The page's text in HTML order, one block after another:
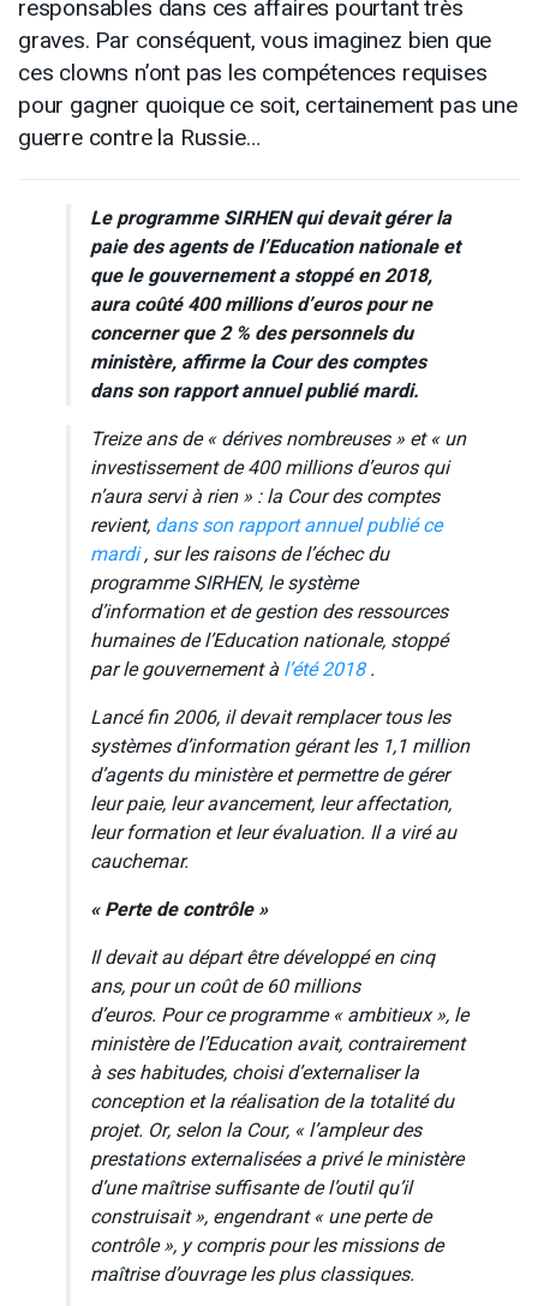
responsables dans ces affaires pourtant très
graves. Par conséquent, vous imaginez bien que
ces clowns n’ont pas les compétences requises
pour gagner quoique ce soit, certainement pas une
guerre contre la Russie…
Le programme SIRHEN qui devait gérer la
paie des agents de l’Education nationale et
que le gouvernement a stoppé en 2018,
aura coûté 400 millions d’euros pour ne
concerner que 2 % des personnels du
ministère, affirme la Cour des comptes
dans son rapport annuel publié mardi.
Treize ans de« dérives nombreuses » et« un
investissement de 400 millions d’euros qui
n’aura servi à rien » :la Cour des comptes
revient, dans son rapport annuel publié ce
mardi, sur les raisons de l’échec du
programme SIRHEN, le système
d’information et de gestion des ressources
humaines de l’Education nationale, stoppé
par le gouvernement à l’été 2018.
Lancé fin 2006, il devait remplacer tous les
systèmes d’information gérant les 1,1 million
d’agents du ministère et permettre de gérer
leur paie, leur avancement, leur affectation,
leur formation et leur évaluation. Il a viré au
cauchemar.
« Perte de contrôle »
Il devait au départ être développé en cinq
ans, pour un coût de 60 millions
d’euros. Pour ce programme« ambitieux », le
ministère de l’Education avait, contrairement
à ses habitudes, choisi d’externaliser la
conception et la réalisation de la totalité du
projet. Or, selon la Cour, « l’ampleur des
prestations externalisées a privé le ministère
d’une maîtrise suffisante de l’outil qu’il
construisait », engendrant« une perte de
contrôle », y compris pour les missions de
maîtrise d’ouvrage les plus classiques.